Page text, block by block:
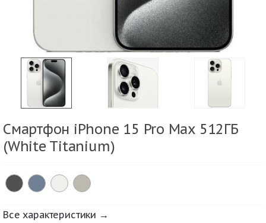
Смартфон iPhone 15 Pro Max 512ГБ
(White Titanium)
Все характеристики →